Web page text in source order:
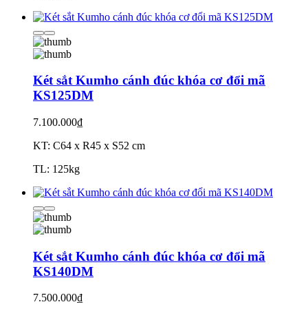
Két sắt Kumho cánh đúc khóa cơ đổi mã
KS125DM
7.100.000₫
KT: C64 x R45 x S52 cm
TL: 125kg
Két sắt Kumho cánh đúc khóa cơ đổi mã
KS140DM
7.500.000₫